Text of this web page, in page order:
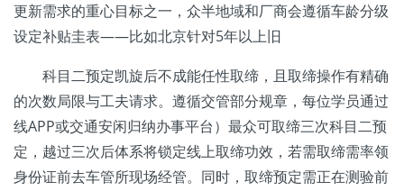
更新需求的重心目标之一，众半地域和厂商会遵循车龄分级
设定补贴圭表——比如北京针对5年以上旧
科目二预定凯旋后不成能任性取缔，且取缔操作有精确
的次数局限与工夫请求。遵循交管部分规章，每位学员通过
线APP或交通安闲归纳办事平台）最众可取缔三次科目二预
定，越过三次后体系将锁定线上取缔功效，若需取缔需率领
身份证前去车管所现场经管。同时，取缔预定需正在测验前